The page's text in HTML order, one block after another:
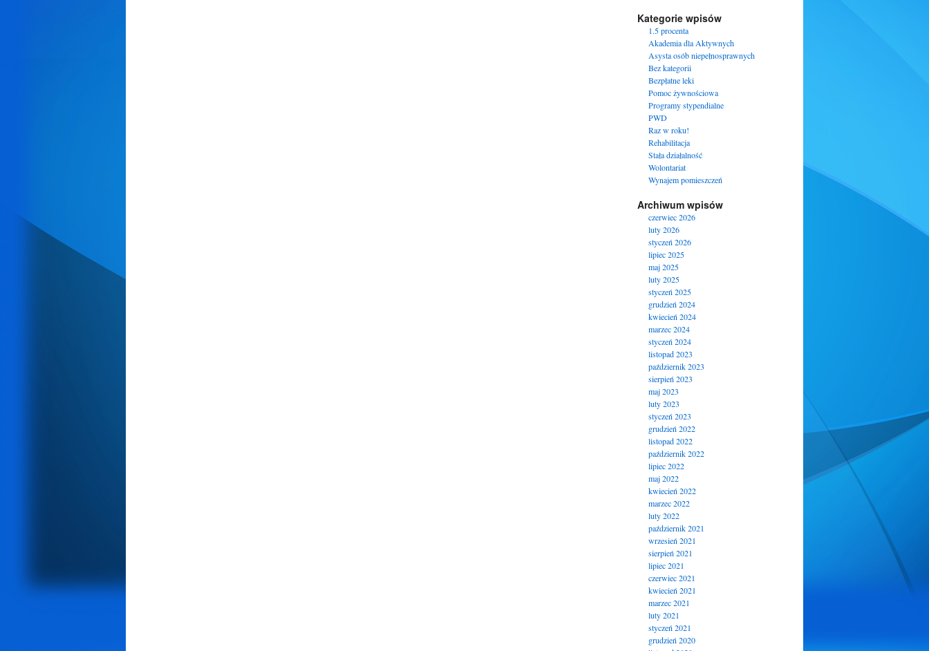
Kategorie wpisów
1.5 procenta
Akademia dla Aktywnych
Asysta osób niepełnosprawnych
Bez kategorii
Bezpłatne leki
Pomoc żywnościowa
Programy stypendialne
PWD
Raz w roku!
Rehabilitacja
Stała działalność
Wolontariat
Wynajem pomieszczeń
Archiwum wpisów
czerwiec 2026
luty 2026
styczeń 2026
lipiec 2025
maj 2025
luty 2025
styczeń 2025
grudzień 2024
kwiecień 2024
marzec 2024
styczeń 2024
listopad 2023
październik 2023
sierpień 2023
maj 2023
luty 2023
styczeń 2023
grudzień 2022
listopad 2022
październik 2022
lipiec 2022
maj 2022
kwiecień 2022
marzec 2022
luty 2022
październik 2021
wrzesień 2021
sierpień 2021
lipiec 2021
czerwiec 2021
kwiecień 2021
marzec 2021
luty 2021
styczeń 2021
grudzień 2020